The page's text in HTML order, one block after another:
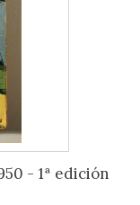
- 1ª edición